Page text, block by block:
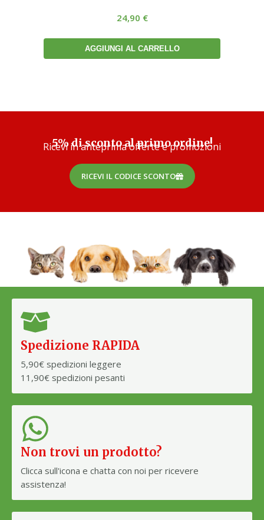
24,90 €
AGGIUNGI AL CARRELLO
5% di sconto al primo ordine!
Ricevi in anteprima offerte e promozioni
RICEVI IL CODICE SCONTO
Spedizione RAPIDA
5,90€ spedizioni leggere
11,90€ spedizioni pesanti
Non trovi un prodotto?
Clicca sull'icona e chatta con noi per ricevere
assistenza!